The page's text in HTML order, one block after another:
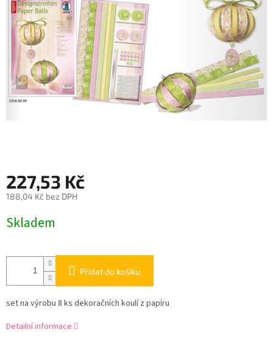
hvězdiček.
227,53 Kč
188,04 Kč bez DPH
cena:
Skladem
Přidat do košíku
set na výrobu 8 ks dekoračních koulí z papíru
Detailní informace